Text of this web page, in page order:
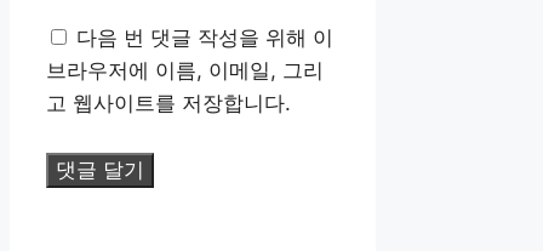
이
트
다음 번 댓글 작성을 위해 이
브라우저에 이름, 이메일, 그리
고 웹사이트를 저장합니다.